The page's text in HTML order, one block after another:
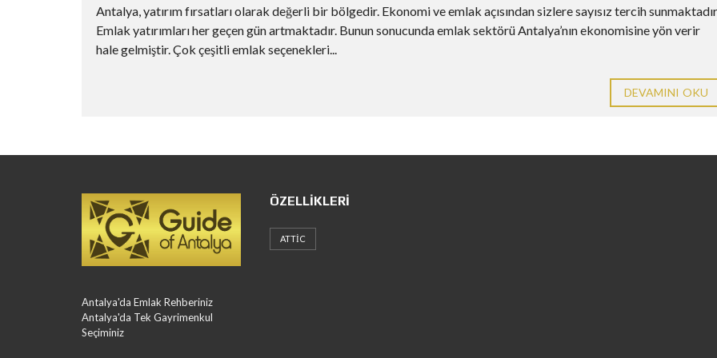
Antalya, yatırım fırsatları olarak değerli bir bölgedir. Ekonomi ve emlak açısından sizlere sayısız tercih
Emlak yatırımları her geçen gün artmaktadır. Bunun sonucunda emlak sektörü Antalya’nın ekonomisine yön verir
hale gelmiştir. Çok çeşitli emlak seçenekleri...
DEVAMINI OKU
Antalya'da Emlak Rehberiniz
Antalya'da Tek Gayrimenkul
Seçiminiz
ÖZELLIKLERI
ATTIC